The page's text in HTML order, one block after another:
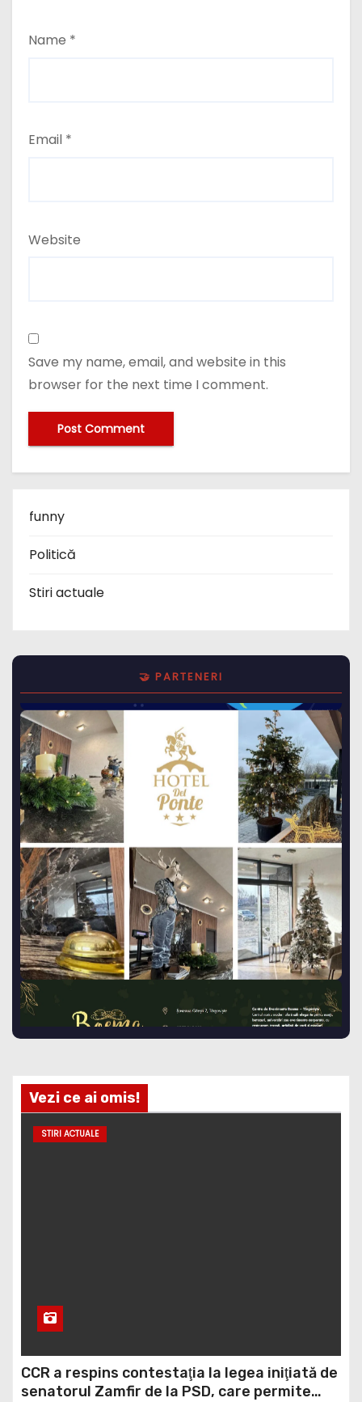
Name *
Email *
Website
Save my name, email, and website in this
browser for the next time I comment.
funny
Politică
Stiri actuale
🤝 PARTENERI
Vezi ce ai omis!
STIRI ACTUALE
CCR a respins contestaţia la legea iniţiată de
senatorul Zamfir de la PSD, care permite